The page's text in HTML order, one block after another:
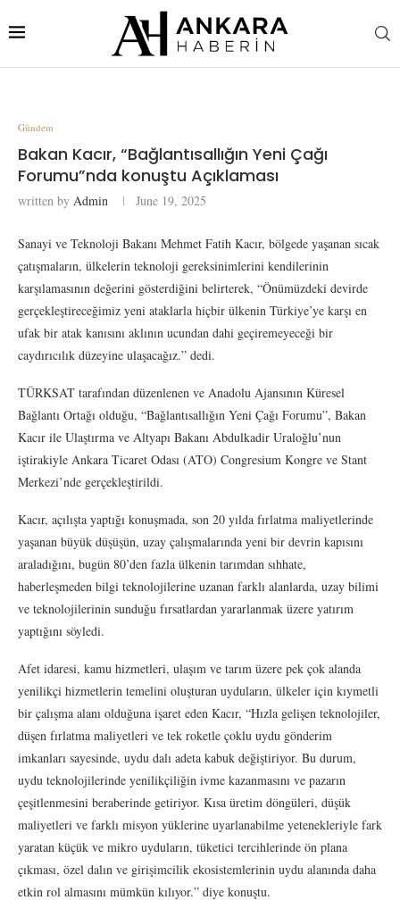
Gündem
Bakan Kacır, “Bağlantısallığın Yeni Çağı
Forumu”nda konuştu Açıklaması
written by Admin June 19, 2025
Sanayi ve Teknoloji Bakanı Mehmet Fatih Kacır, bölgede yaşanan sıcak
çatışmaların, ülkelerin teknoloji gereksinimlerini kendilerinin
karşılamasının değerini gösterdiğini belirterek, “Önümüzdeki devirde
gerçekleştireceğimiz yeni ataklarla hiçbir ülkenin Türkiye’ye karşı en
ufak bir atak kanısını aklının ucundan dahi geçiremeyeceği bir
caydırıcılık düzeyine ulaşacağız.” dedi.
TÜRKSAT tarafından düzenlenen ve Anadolu Ajansının Küresel
Bağlantı Ortağı olduğu, “Bağlantısallığın Yeni Çağı Forumu”, Bakan
Kacır ile Ulaştırma ve Altyapı Bakanı Abdulkadir Uraloğlu’nun
iştirakiyle Ankara Ticaret Odası (ATO) Congresium Kongre ve Stant
Merkezi’nde gerçekleştirildi.
Kacır, açılışta yaptığı konuşmada, son 20 yılda fırlatma maliyetlerinde
yaşanan büyük düşüşün, uzay çalışmalarında yeni bir devrin kapısını
araladığını, bugün 80’den fazla ülkenin tarımdan sıhhate,
haberleşmeden bilgi teknolojilerine uzanan farklı alanlarda, uzay bilimi
ve teknolojilerinin sunduğu fırsatlardan yararlanmak üzere yatırım
yaptığını söyledi.
Afet idaresi, kamu hizmetleri, ulaşım ve tarım üzere pek çok alanda
yenilikçi hizmetlerin temelini oluşturan uyduların, ülkeler için kıymetli
bir çalışma alanı olduğuna işaret eden Kacır, “Hızla gelişen teknolojiler,
düşen fırlatma maliyetleri ve tek roketle çoklu uydu gönderim
imkanları sayesinde, uydu dalı adeta kabuk değiştiriyor. Bu durum,
uydu teknolojilerinde yenilikçiliğin ivme kazanmasını ve pazarın
çeşitlenmesini beraberinde getiriyor. Kısa üretim döngüleri, düşük
maliyetleri ve farklı misyon yüklerine uyarlanabilme yetenekleriyle fark
yaratan küçük ve mikro uyduların, tüketici tercihlerinde ön plana
çıkması, özel dalın ve girişimcilik ekosistemlerinin uydu alanında daha
etkin rol almasını mümkün kılıyor.” diye konuştu.